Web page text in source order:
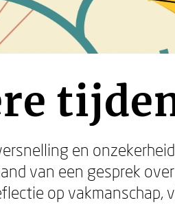
en
van een gesprek
op vakmanschap,